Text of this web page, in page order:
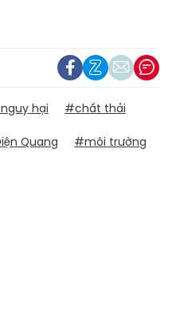
hại
#chất thải
Quang
#môi trường